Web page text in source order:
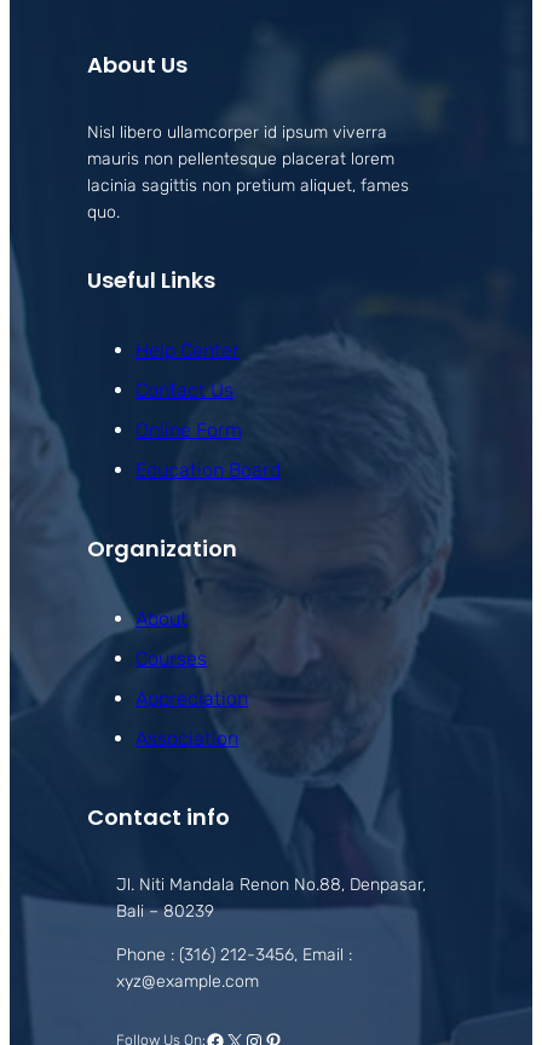
About Us
Nisl libero ullamcorper id ipsum viverra
mauris non pellentesque placerat lorem
lacinia sagittis non pretium aliquet, fames
quo.
Useful Links
Help Center
Contact Us
Online Form
Education Board
Organization
About
Courses
Appreciation
Association
Contact info
Jl. Niti Mandala Renon No.88, Denpasar,
Bali – 80239
Phone : (316) 212-3456, Email :
xyz@example.com
Follow Us On:Facebook
X Instagram
Pinterest